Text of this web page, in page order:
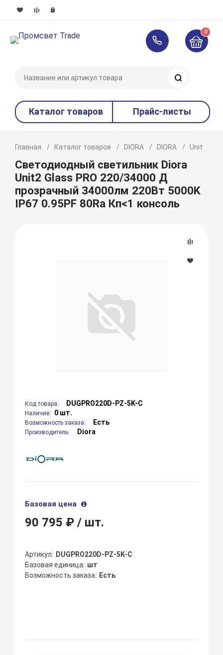
0
Каталог товаров Прайс-листы
Главная Каталог товаров DIORA DIORA Unit
Светодиодный светильник Diora
Unit2 Glass PRO 220/34000 Д
прозрачный 34000лм 220Вт 5000K
IP67 0.95PF 80Ra Кп<1 консоль
Код товара: DUGPRO220D-PZ-5K-C
Наличие: 0 шт.
Возможность заказа: Есть
Производитель: Diora
Базовая цена
90 795 ₽/ шт.
Артикул
DUGPRO220D-PZ-5K-C
Базовая единица шт
Возможность заказа
Есть